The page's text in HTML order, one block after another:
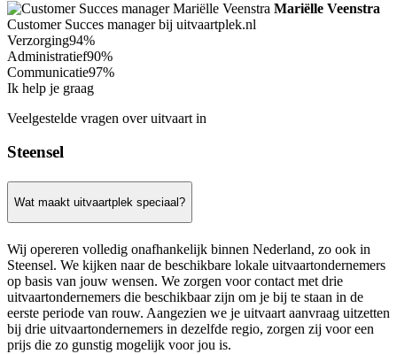
Mariëlle Veenstra
Customer Succes manager bij uitvaartplek.nl
Verzorging94%
Administratief90%
Communicatie97%
Ik help je graag
Veelgestelde vragen over uitvaart in
Steensel
Wat maakt uitvaartplek speciaal?
Wij opereren volledig onafhankelijk binnen Nederland, zo ook in
Steensel. We kijken naar de beschikbare lokale uitvaartondernemers
op basis van jouw wensen. We zorgen voor contact met drie
uitvaartondernemers die beschikbaar zijn om je bij te staan in de
eerste periode van rouw. Aangezien we je uitvaart aanvraag uitzetten
bij drie uitvaartondernemers in dezelfde regio, zorgen zij voor een
prijs die zo gunstig mogelijk voor jou is.